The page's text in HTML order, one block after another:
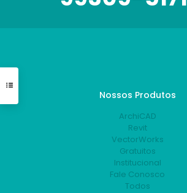
Nossos Produtos
ArchiCAD
Revit
VectorWorks
Gratuitos
Institucional
Fale Conosco
Todos